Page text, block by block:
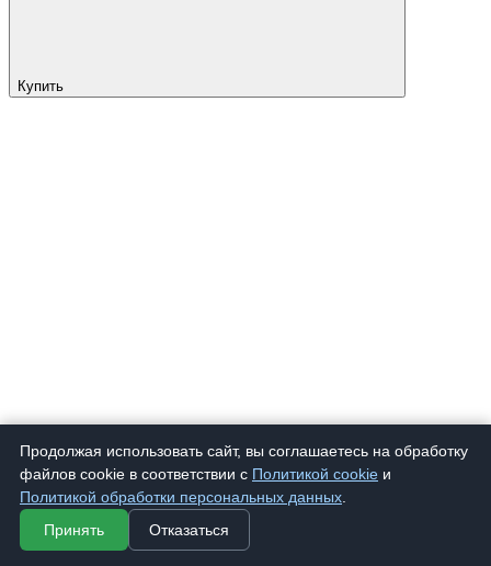
Купить
Продолжая использовать сайт, вы соглашаетесь на обработку
файлов cookie в соответствии с Политикой cookie и
Политикой обработки персональных данных
Принять
Отказаться